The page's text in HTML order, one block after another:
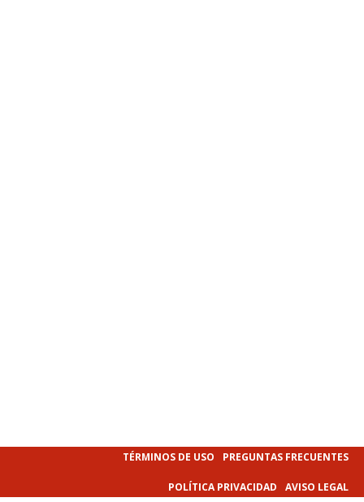
TÉRMINOS DE USO PREGUNTAS FRECUENTES
POLÍTICA PRIVACIDAD AVISO LEGAL